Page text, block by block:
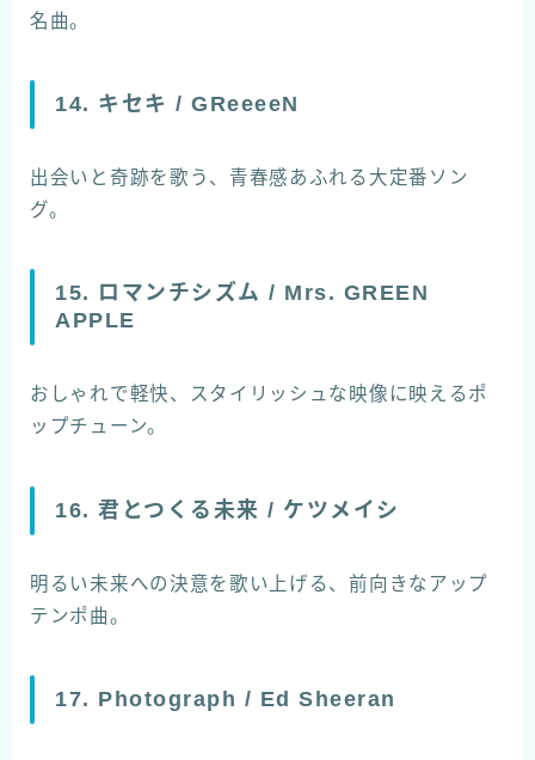
名曲。
14. キセキ / GReeeeN
出会いと奇跡を歌う、青春感あふれる大定番ソン
グ。
15. ロマンチシズム / Mrs. GREEN
APPLE
おしゃれで軽快、スタイリッシュな映像に映えるポ
ップチューン。
16. 君とつくる未来 / ケツメイシ
明るい未来への決意を歌い上げる、前向きなアップ
テンポ曲。
17. Photograph / Ed Sheeran